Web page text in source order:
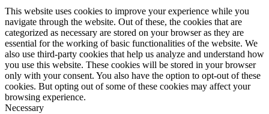
This website uses cookies to improve your experience while you
navigate through the website. Out of these, the cookies that are
categorized as necessary are stored on your browser as they are
essential for the working of basic functionalities of the website. We
also use third-party cookies that help us analyze and understand how
you use this website. These cookies will be stored in your browser
only with your consent. You also have the option to opt-out of these
cookies. But opting out of some of these cookies may affect your
browsing experience.
Necessary